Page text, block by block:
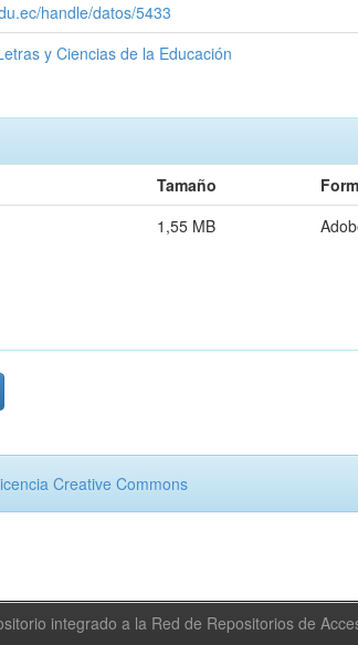
handle/datos/5433
y Ciencias de la Educación
Tamaño
1,55 MB
Creative Commons
integrado a la Red de Repositorios de